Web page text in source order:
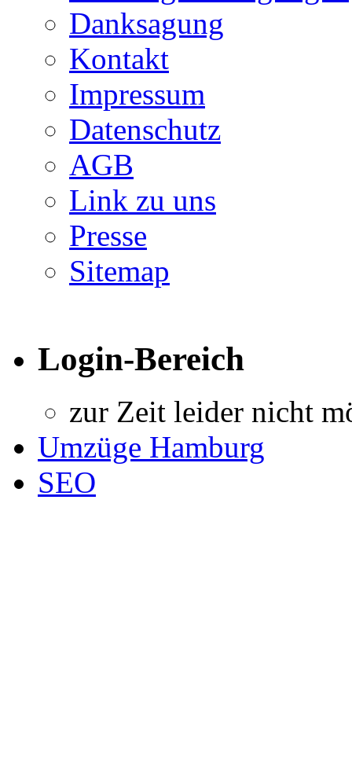
Danksagung
Kontakt
Impressum
Datenschutz
AGB
Link zu uns
Presse
Sitemap
Login-Bereich
zur Zeit leider nicht
Umzüge Hamburg
SEO